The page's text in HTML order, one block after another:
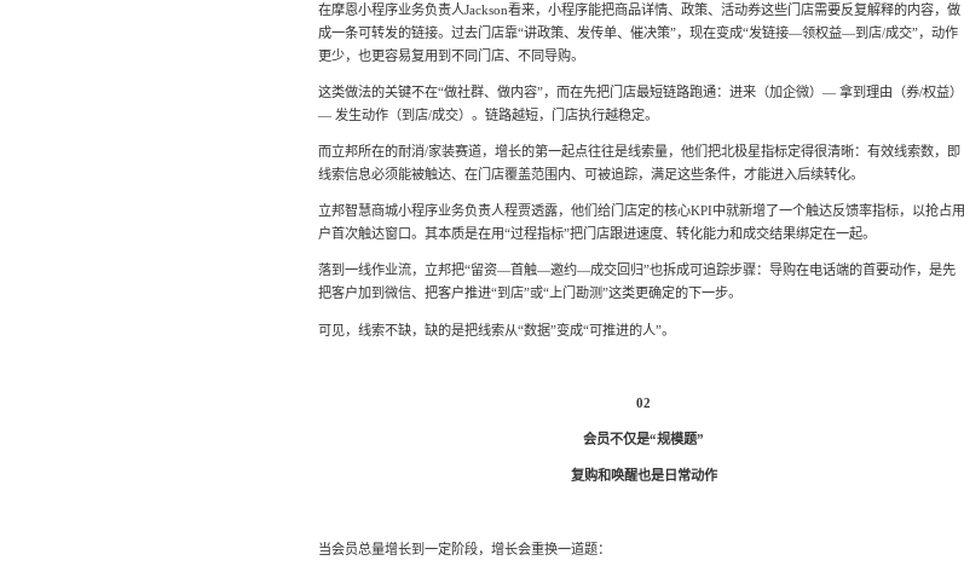
在摩恩小程序业务负责人Jackson看来，小程序能把商品详情、政策、活动券这些门店需要反复解释的内容，做
成一条可转发的链接。过去门店靠“讲政策、发传单、催决策”，现在变成“发链接—领权益—到店/成交”，动作
更少，也更容易复用到不同门店、不同导购。
这类做法的关键不在“做社群、做内容”，而在先把门店最短链路跑通：进来（加企微）— 拿到理由（券/权益）
— 发生动作（到店/成交）。链路越短，门店执行越稳定。
而立邦所在的耐消/家装赛道，增长的第一起点往往是线索量，他们把北极星指标定得很清晰：有效线索数，即
线索信息必须能被触达、在门店覆盖范围内、可被追踪，满足这些条件，才能进入后续转化。
立邦智慧商城小程序业务负责人程贾透露，他们给门店定的核心KPI中就新增了一个触达反馈率指标，以抢占用
户首次触达窗口。其本质是在用“过程指标”把门店跟进速度、转化能力和成交结果绑定在一起。
落到一线作业流，立邦把“留资—首触—邀约—成交回归”也拆成可追踪步骤：导购在电话端的首要动作，是先
把客户加到微信、把客户推进“到店”或“上门勘测”这类更确定的下一步。
可见，线索不缺，缺的是把线索从“数据”变成“可推进的人”。
02
会员不仅是“规模题”
复购和唤醒也是日常动作
当会员总量增长到一定阶段，增长会重换一道题：